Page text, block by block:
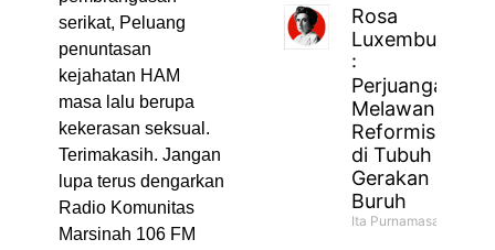
serikat, Peluang
penuntasan
kejahatan HAM
masa lalu berupa
kekerasan seksual.
Terimakasih. Jangan
lupa terus dengarkan
Radio Komunitas
Marsinah 106 FM
Rosa
Luxemburg
:
Perjuangan
Melawan
Reformisme
di Tubuh
Gerakan
Buruh
Ita Purnamasari